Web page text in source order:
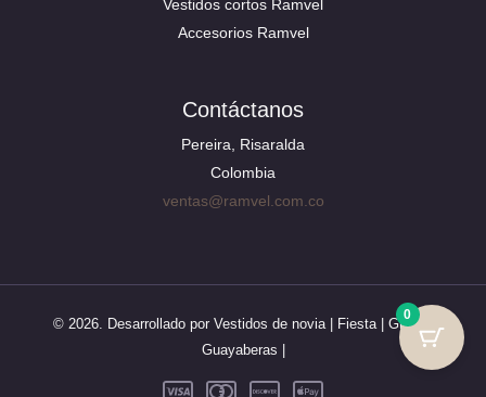
Vestidos cortos Ramvel
Accesorios Ramvel
Contáctanos
Pereira, Risaralda
Colombia
ventas@ramvel.com.co
© 2026. Desarrollado por Vestidos de novia | Fiesta | Grado |
Guayaberas |
0